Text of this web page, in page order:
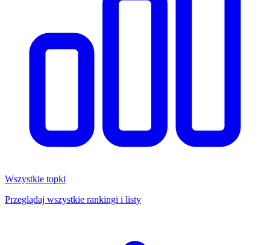
Wszystkie topki
Przeglądaj wszystkie rankingi i listy